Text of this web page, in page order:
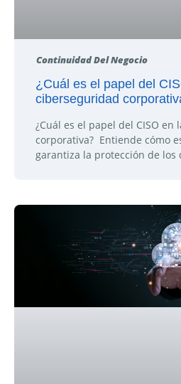
Continuidad Del Negocio
¿Cuál es el papel del
ciberseguridad
¿Cuál es el papel del CISO en
corporativa? Entiende cómo
garantiza la protección de los